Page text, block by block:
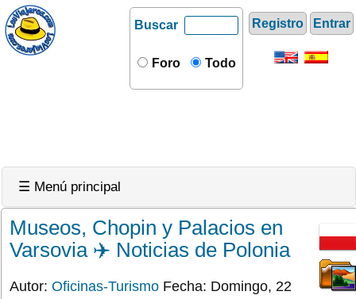
Registro Entrar
Buscar
Foro Todo
☰ Menú principal
Museos, Chopin y Palacios en
Varsovia ✈️ Noticias de Polonia
Autor: Oficinas-Turismo Fecha: Domingo, 22